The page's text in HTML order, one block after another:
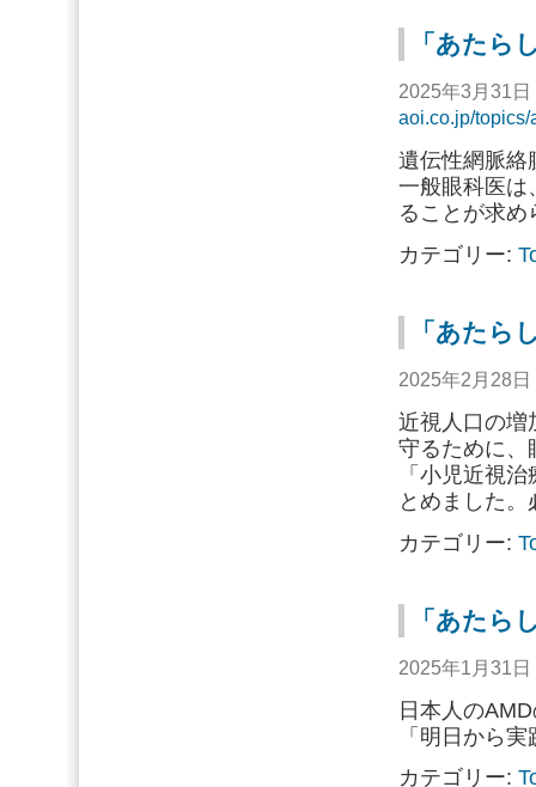
「あたら
2025年3月31
aoi.co.jp/
遺伝性網脈絡
一般眼科医は
ることが求
カテゴリー:
「あたら
2025年2月28
近視人口の増
守るために、
「小児近視
とめました。
カテゴリー:
「あたら
2025年1月31
日本人の
「明日から
カテゴリー: